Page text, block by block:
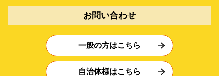
お問い合わせ
一般の方はこちら
自治体様はこちら